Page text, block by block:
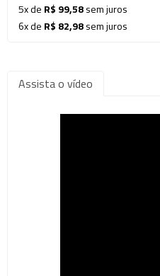
5x de R$ 99,58sem juros
6x de R$ 82,98sem juros
Assista o vídeo